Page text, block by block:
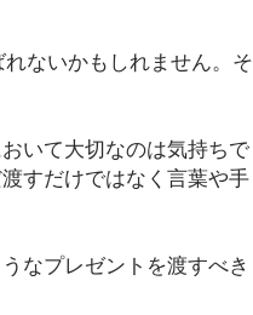
ないかもしれません。そ
いて大切なのは気持ちで
すだけではなく言葉や手
なプレゼントを渡すべき